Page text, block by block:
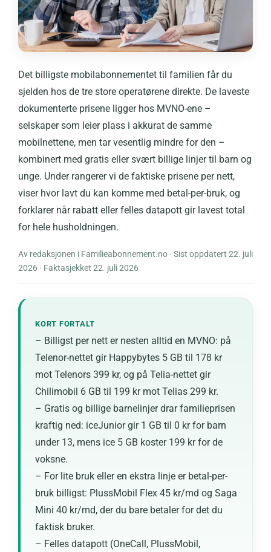
Det billigste mobilabonnementet til familien får du
sjelden hos de tre store operatørene direkte. De laveste
dokumenterte prisene ligger hos MVNO-ene –
selskaper som leier plass i akkurat de samme
mobilnettene, men tar vesentlig mindre for den –
kombinert med gratis eller svært billige linjer til barn og
unge. Under rangerer vi de faktiske prisene per nett,
viser hvor lavt du kan komme med betal-per-bruk, og
forklarer når rabatt eller felles datapott gir lavest total
for hele husholdningen.
Av redaksjonen i Familieabonnement.no · Sist oppdatert 22. juli
2026 · Faktasjekket 22. juli 2026
KORT FORTALT
– Billigst per nett er nesten alltid en MVNO: på
Telenor-nettet gir Happybytes 5 GB til 178 kr
mot Telenors 399 kr, og på Telia-nettet gir
Chilimobil 6 GB til 199 kr mot Telias 299 kr.
– Gratis og billige barnelinjer drar familieprisen
kraftig ned: iceJunior gir 1 GB til 0 kr for barn
under 13, mens ice 5 GB koster 199 kr for de
voksne.
– For lite bruk eller en ekstra linje er betal-per-
bruk billigst: PlussMobil Flex 45 kr/md og Saga
Mini 40 kr/md, der du bare betaler for det du
faktisk bruker.
– Felles datapott (OneCall, PlussMobil,